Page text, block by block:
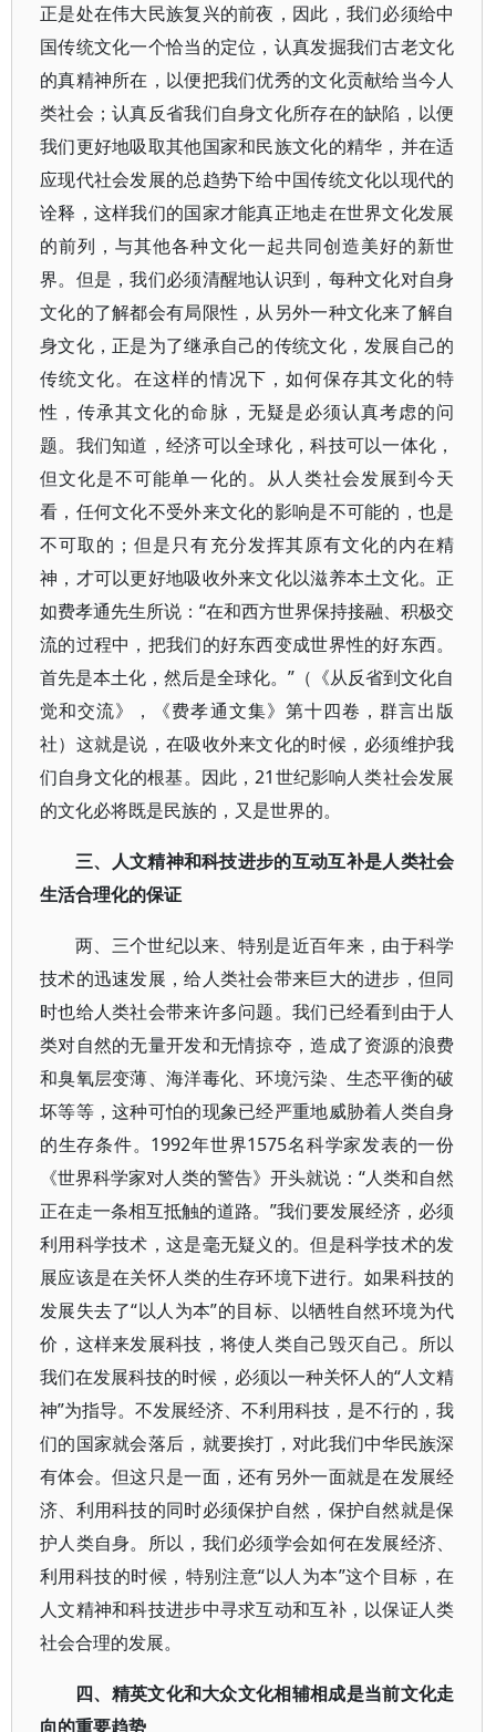
正是处在伟大民族复兴的前夜，因此，我们必须给中
国传统文化一个恰当的定位，认真发掘我们古老文化
的真精神所在，以便把我们优秀的文化贡献给当今人
类社会；认真反省我们自身文化所存在的缺陷，以便
我们更好地吸取其他国家和民族文化的精华，并在适
应现代社会发展的总趋势下给中国传统文化以现代的
诠释，这样我们的国家才能真正地走在世界文化发展
的前列，与其他各种文化一起共同创造美好的新世
界。但是，我们必须清醒地认识到，每种文化对自身
文化的了解都会有局限性，从另外一种文化来了解自
身文化，正是为了继承自己的传统文化，发展自己的
传统文化。在这样的情况下，如何保存其文化的特
性，传承其文化的命脉，无疑是必须认真考虑的问
题。我们知道，经济可以全球化，科技可以一体化，
但文化是不可能单一化的。从人类社会发展到今天
看，任何文化不受外来文化的影响是不可能的，也是
不可取的；但是只有充分发挥其原有文化的内在精
神，才可以更好地吸收外来文化以滋养本土文化。正
如费孝通先生所说：“在和西方世界保持接融、积极交
流的过程中，把我们的好东西变成世界性的好东西。
首先是本土化，然后是全球化。”（《从反省到文化自
觉和交流》，《费孝通文集》第十四卷，群言出版
社）这就是说，在吸收外来文化的时候，必须维护我
们自身文化的根基。因此，21世纪影响人类社会发展
的文化必将既是民族的，又是世界的。
三、人文精神和科技进步的互动互补是人类社会
生活合理化的保证
两、三个世纪以来、特别是近百年来，由于科学
技术的迅速发展，给人类社会带来巨大的进步，但同
时也给人类社会带来许多问题。我们已经看到由于人
类对自然的无量开发和无情掠夺，造成了资源的浪费
和臭氧层变薄、海洋毒化、环境污染、生态平衡的破
坏等等，这种可怕的现象已经严重地威胁着人类自身
的生存条件。1992年世界1575名科学家发表的一份
《世界科学家对人类的警告》开头就说：“人类和自然
正在走一条相互抵触的道路。”我们要发展经济，必须
利用科学技术，这是毫无疑义的。但是科学技术的发
展应该是在关怀人类的生存环境下进行。如果科技的
发展失去了“以人为本”的目标、以牺牲自然环境为代
价，这样来发展科技，将使人类自己毁灭自己。所以
我们在发展科技的时候，必须以一种关怀人的“人文精
神”为指导。不发展经济、不利用科技，是不行的，我
们的国家就会落后，就要挨打，对此我们中华民族深
有体会。但这只是一面，还有另外一面就是在发展经
济、利用科技的同时必须保护自然，保护自然就是保
护人类自身。所以，我们必须学会如何在发展经济、
利用科技的时候，特别注意“以人为本”这个目标，在
人文精神和科技进步中寻求互动和互补，以保证人类
社会合理的发展。
四、精英文化和大众文化相辅相成是当前文化走
向的重要趋势